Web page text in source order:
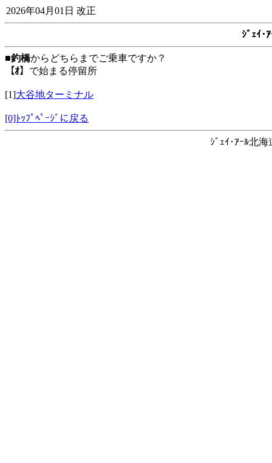
2026年04月01日 改正
ｼﾞｪｲ･
■釣橋からどちらまでご乗車ですか？
【ｵ】 で始まる停留所
[1]大谷地ターミナル
[0]ﾄｯﾌﾟﾍﾟｰｼﾞに戻る
ｼﾞｪｲ･ｱｰﾙ北